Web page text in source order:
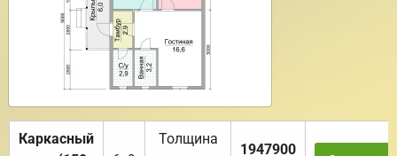
Каркасный
Толщина
1947900